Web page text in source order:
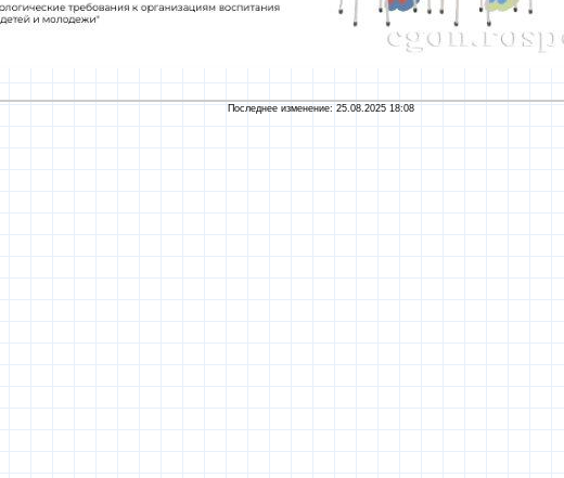
Последнее изменение: 25.08.2025 18:08